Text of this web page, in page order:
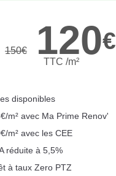
150€ 120€
TTC /m²
disponibles
m² avec Ma Prime Renov'
m² avec les CEE
réduite à 5,5%
à taux Zero PTZ